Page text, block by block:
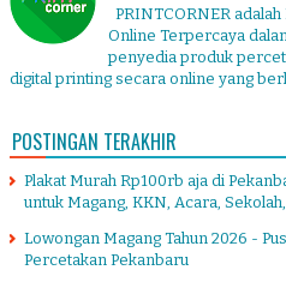
PRINTCORNER
Online Terpercaya
penyedia produk
digital printing secara online yang
POSTINGAN TERAKHIR
Plakat Murah Rp100rb aja di
untuk Magang, KKN, Acara,
Lowongan Magang Tahun 2026 -
Percetakan Pekanbaru